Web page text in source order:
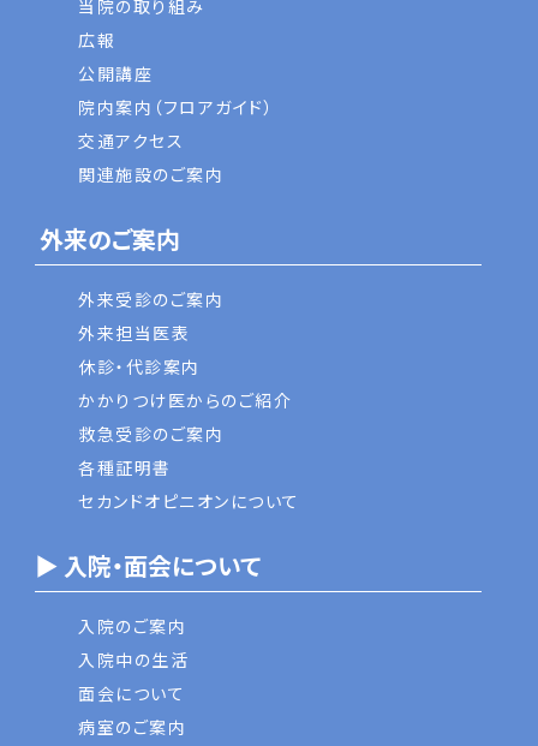
当院の取り組み
広報
公開講座
院内案内（フロアガイド）
交通アクセス
関連施設のご案内
外来のご案内
外来受診のご案内
外来担当医表
休診・代診案内
かかりつけ医からのご紹介
救急受診のご案内
各種証明書
セカンドオピニオンについて
▶ 入院・面会について
入院のご案内
入院中の生活
面会について
病室のご案内